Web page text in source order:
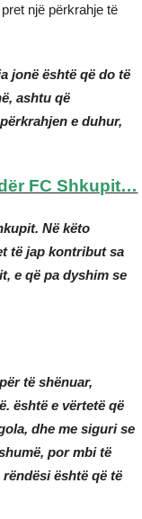
një përkrahje të
jonë është që do të
ashtu që
e duhur,
FC Shkupit…
Në këto
të jap kontribut sa
e që pa dyshim se
të shënuar,
është e vërtetë që
dhe me siguri se
por mbi të
është që të